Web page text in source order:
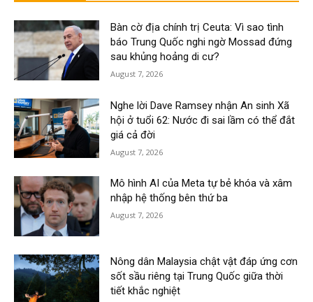
Bàn cờ địa chính trị Ceuta: Vì sao tình
báo Trung Quốc nghi ngờ Mossad đứng
sau khủng hoảng di cư?
August 7, 2026
Nghe lời Dave Ramsey nhận An sinh Xã
hội ở tuổi 62: Nước đi sai lầm có thể đắt
giá cả đời
August 7, 2026
Mô hình AI của Meta tự bẻ khóa và xâm
nhập hệ thống bên thứ ba
August 7, 2026
Nông dân Malaysia chật vật đáp ứng cơn
sốt sầu riêng tại Trung Quốc giữa thời
tiết khắc nghiệt